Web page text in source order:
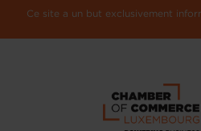
Ce site a un but exclusivement